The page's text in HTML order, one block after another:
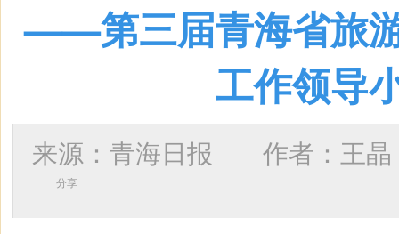
——第三届青海省旅
工作领导
来源：青海日报 作者： 王晶
分享